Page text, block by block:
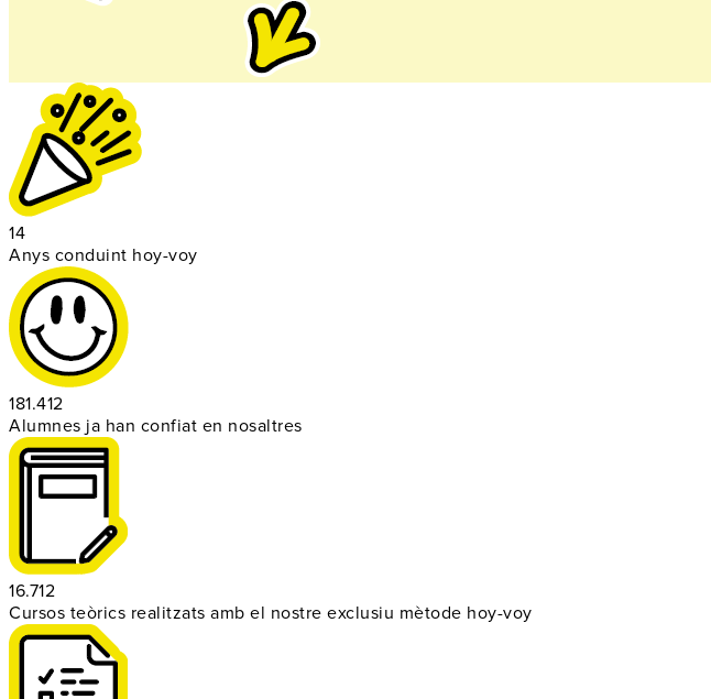
14
Anys conduint hoy-voy
181.412
Alumnes ja han confiat en nosaltres
16.712
Cursos teòrics realitzats amb el nostre exclusiu mètode hoy-voy